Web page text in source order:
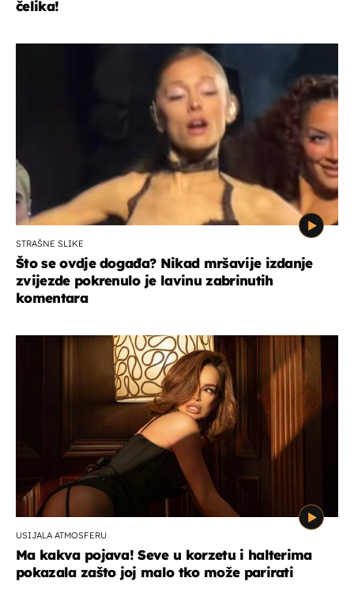
čelika!
STRAŠNE SLIKE
Što se ovdje događa? Nikad mršavije izdanje
zvijezde pokrenulo je lavinu zabrinutih
komentara
USIJALA ATMOSFERU
Ma kakva pojava! Seve u korzetu i halterima
pokazala zašto joj malo tko može parirati